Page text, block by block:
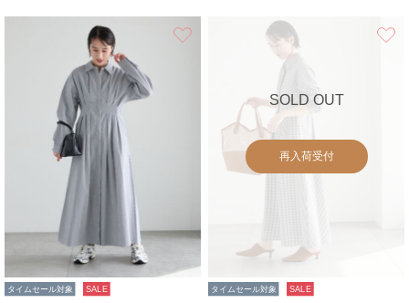
タイムセール対象 SALE
SOLD OUT
再入荷受付
タイムセール対象 SALE